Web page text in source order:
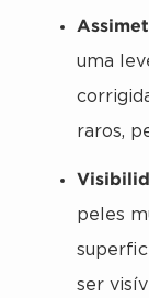
uma
raros,
peles
ser